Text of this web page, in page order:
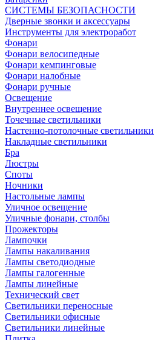
СИСТЕМЫ БЕЗОПАСНОСТИ
Дверные звонки и аксессуары
Инструменты для электроработ
Фонари
Фонари велосипедные
Фонари кемпинговые
Фонари налобные
Фонари ручные
Освещение
Внутреннее освещение
Точечные светильники
Настенно-потолочные светильники
Накладные светильники
Бра
Люстры
Споты
Ночники
Настольные лампы
Уличное освещение
Уличные фонари, столбы
Прожекторы
Лампочки
Лампы накаливания
Лампы светодиодные
Лампы галогенные
Лампы линейные
Технический свет
Светильники переносные
Светильники офисные
Светильники линейные